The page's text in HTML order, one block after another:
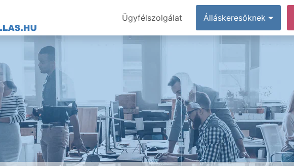
Ügyfélszolgálat Álláskeresőknek